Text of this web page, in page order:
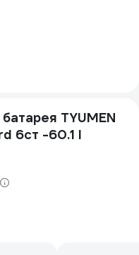
TYUMEN
6ст -60.1 l